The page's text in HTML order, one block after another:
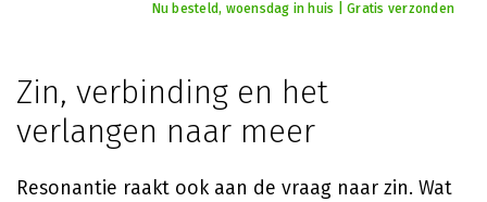
Nu besteld, woensdag in huis | Gratis verzonden
Zin, verbinding en het
verlangen naar meer
Resonantie raakt ook aan de vraag naar zin. Wat